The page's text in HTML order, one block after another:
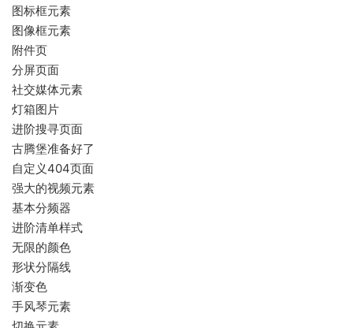
图标框元素
图像框元素
附件页
分屏页面
社交媒体元素
灯箱图片
进阶搜寻页面
古腾堡准备好了
自定义404页面
强大的视频元素
基本分频器
进阶清单样式
无限的颜色
形状分隔线
渐变色
手风琴元素